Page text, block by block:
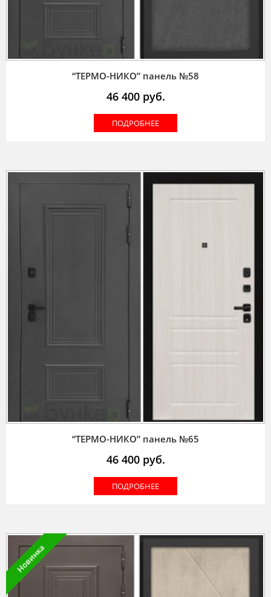
“ТЕРМО-НИКО” панель №58
46 400руб.
ПОДРОБНЕЕ
“ТЕРМО-НИКО” панель №65
46 400руб.
ПОДРОБНЕЕ
Новинка